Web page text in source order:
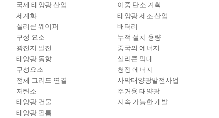
국제 태양광 산업
이중 탄소 계획
세계화
태양광 제조 산업
실리콘 웨이퍼
배터리
구성 요소
누적 설치 용량
광전지 발전
중국의 에너지
태양광 동향
실리콘 막대
구성요소
청정 에너지
전체 그리드 연결
사막태양광발전사업
저탄소
주거용 태양광
태양광 건물
지속 가능한 개발
태양광 필름